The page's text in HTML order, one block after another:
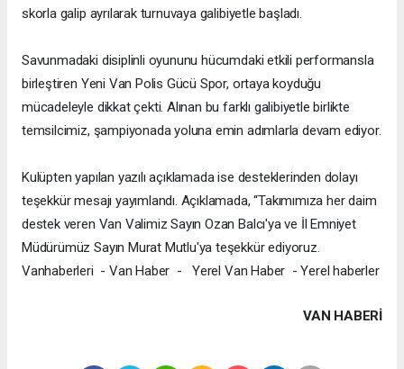
skorla galip ayrılarak turnuvaya galibiyetle başladı.
Savunmadaki disiplinli oyununu hücumdaki etkili performansla
birleştiren Yeni Van Polis Gücü Spor, ortaya koyduğu
mücadeleyle dikkat çekti. Alınan bu farklı galibiyetle birlikte
temsilcimiz, şampiyonada yoluna emin adımlarla devam ediyor.
Kulüpten yapılan yazılı açıklamada ise desteklerinden dolayı
teşekkür mesajı yayımlandı. Açıklamada, “Takımımıza her daim
destek veren Van Valimiz Sayın Ozan Balcı'ya ve İl Emniyet
Müdürümüz Sayın Murat Mutlu'ya teşekkür ediyoruz.
Vanhaberleri - Van Haber - Yerel Van Haber - Yerel haberler
VAN HABERİ